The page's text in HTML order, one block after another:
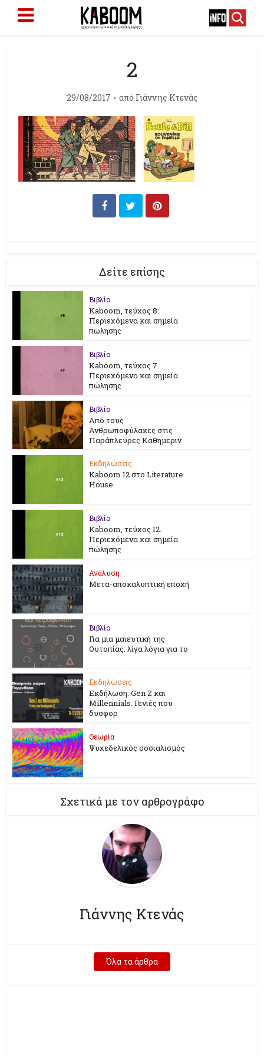
2
29/08/2017 από Γιάννης Κτενάς
Δείτε επίσης
Βιβλίο
Kaboom, τεύχος 8:
Περιεχόμενα και σημεία
πώλησης
Βιβλίο
Kaboom, τεύχος 7.
Περιεχόμενα και σημεία
πώλησης
Βιβλίο
Από τους
Ανθρωποφύλακες στις
Παράπλευρες Καθημεριν
Εκδηλώσεις
Kaboom 12 στο Literature
House
Βιβλίο
Kaboom, τεύχος 12.
Περιεχόμενα και σημεία
πώλησης
Ανάλυση
Μετα-αποκαλυπτική εποχή
Βιβλίο
Για μια μαιευτική της
Ουτοπίας: λίγα λόγια για το
Εκδηλώσεις
Εκδήλωση: Gen Z και
Millennials. Γενιές που
δυσφορ
Θεωρία
Ψυχεδελικός σοσιαλισμός
Σχετικά με τον αρθρογράφο
Γιάννης Κτενάς
Όλα τα άρθρα